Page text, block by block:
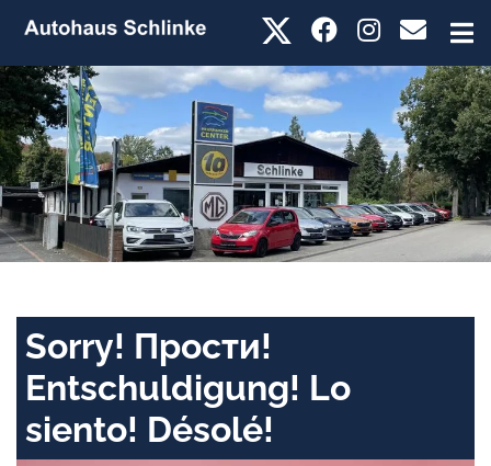
Sorry! Прости!
Entschuldigung! Lo
siento! Désolé!